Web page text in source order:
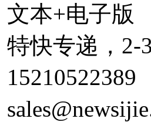
本+电子版
快专递，2-